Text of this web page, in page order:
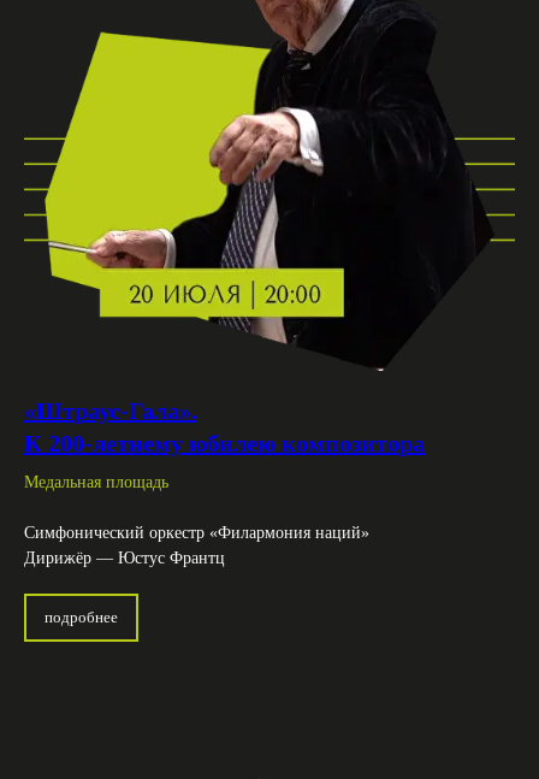
«Штраус-Гала».
К 200-летнему юбилею композитора
Медальная площадь
Симфонический оркестр «Филармония наций»
Дирижёр — Юстус Франтц
подробнее